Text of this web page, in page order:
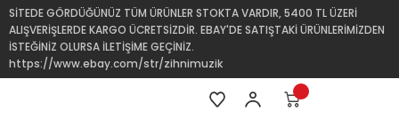
SİTEDE GÖRDÜĞÜNÜZ TÜM ÜRÜNLER STOKTA VARDIR, 5400 TL ÜZERİ
ALIŞVERİŞLERDE KARGO ÜCRETSİZDİR. EBAY'DE SATIŞTAKİ ÜRÜNLERİMİZDEN
İSTEĞİNİZ OLURSA İLETİŞİME GEÇİNİZ.
https://www.ebay.com/str/zihnimuzik